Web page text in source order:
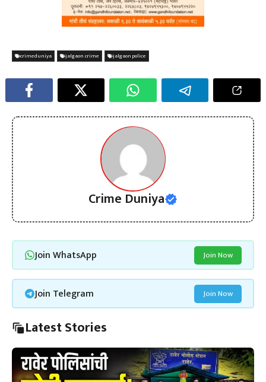
crimeduniya jalgaon crime jalgaon police
Crime Duniya
Join WhatsApp Join Now
Join Telegram Join Now
Latest Stories